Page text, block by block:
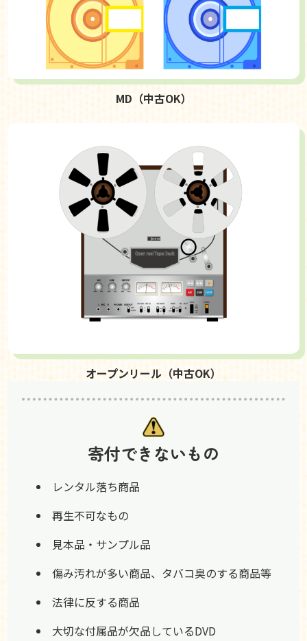
MD（中古OK）
オープンリール（中古OK）
寄付できないもの
レンタル落ち商品
再生不可なもの
見本品・サンプル品
傷み汚れが多い商品、タバコ臭のする商品等
法律に反する商品
大切な付属品が欠品しているDVD